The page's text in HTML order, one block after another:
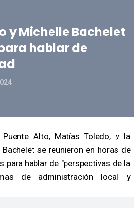
y Michelle Bachelet
hablar de
Alto, Matías Toledo, y la
se reunieron en horas de
para hablar de "perspectivas de la
de administración local y